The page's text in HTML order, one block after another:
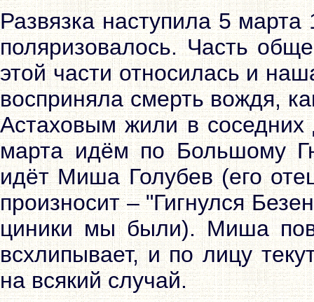
Развязка наступила 5
поляризовалось. Часть
этой части относилась и
восприняла смерть вождя,
Астаховым жили в
марта идём по Большому
идёт Миша Голубев (его
произносит – "Гигнулся
циники мы были). Миша
всхлипывает, и по лицу
на всякий случай.